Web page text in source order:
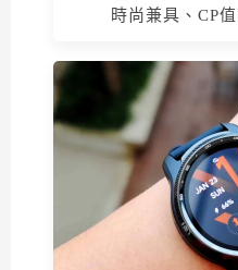
時尚兼具、CP